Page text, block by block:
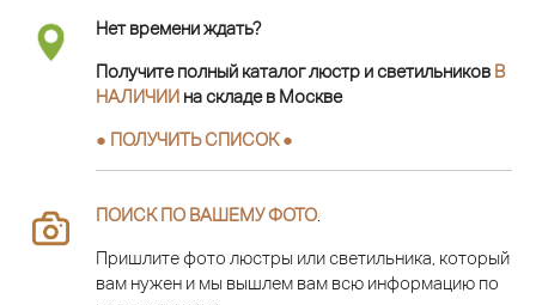
Нет времени ждать?
Получите полный каталог люстр и светильников В
НАЛИЧИИ на складе в Москве
● ПОЛУЧИТЬ СПИСОК ●
ПОИСК ПО ВАШЕМУ ФОТО
Пришлите фото люстры или светильника, который
вам нужен и мы вышлем вам всю информацию по